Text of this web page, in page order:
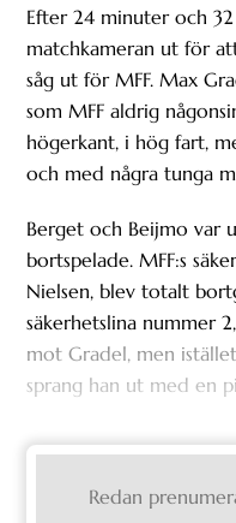
Efter 24 minuter och
matchkameran ut för
såg ut för MFF. Max
som MFF aldrig
högerkant, i hög fart,
och med några tunga
Berget och Beijmo var
bortspelade. MFF:s
Nielsen, blev totalt
säkerhetslina nummer
mot Gradel, men
sprang han ut med en
Redan